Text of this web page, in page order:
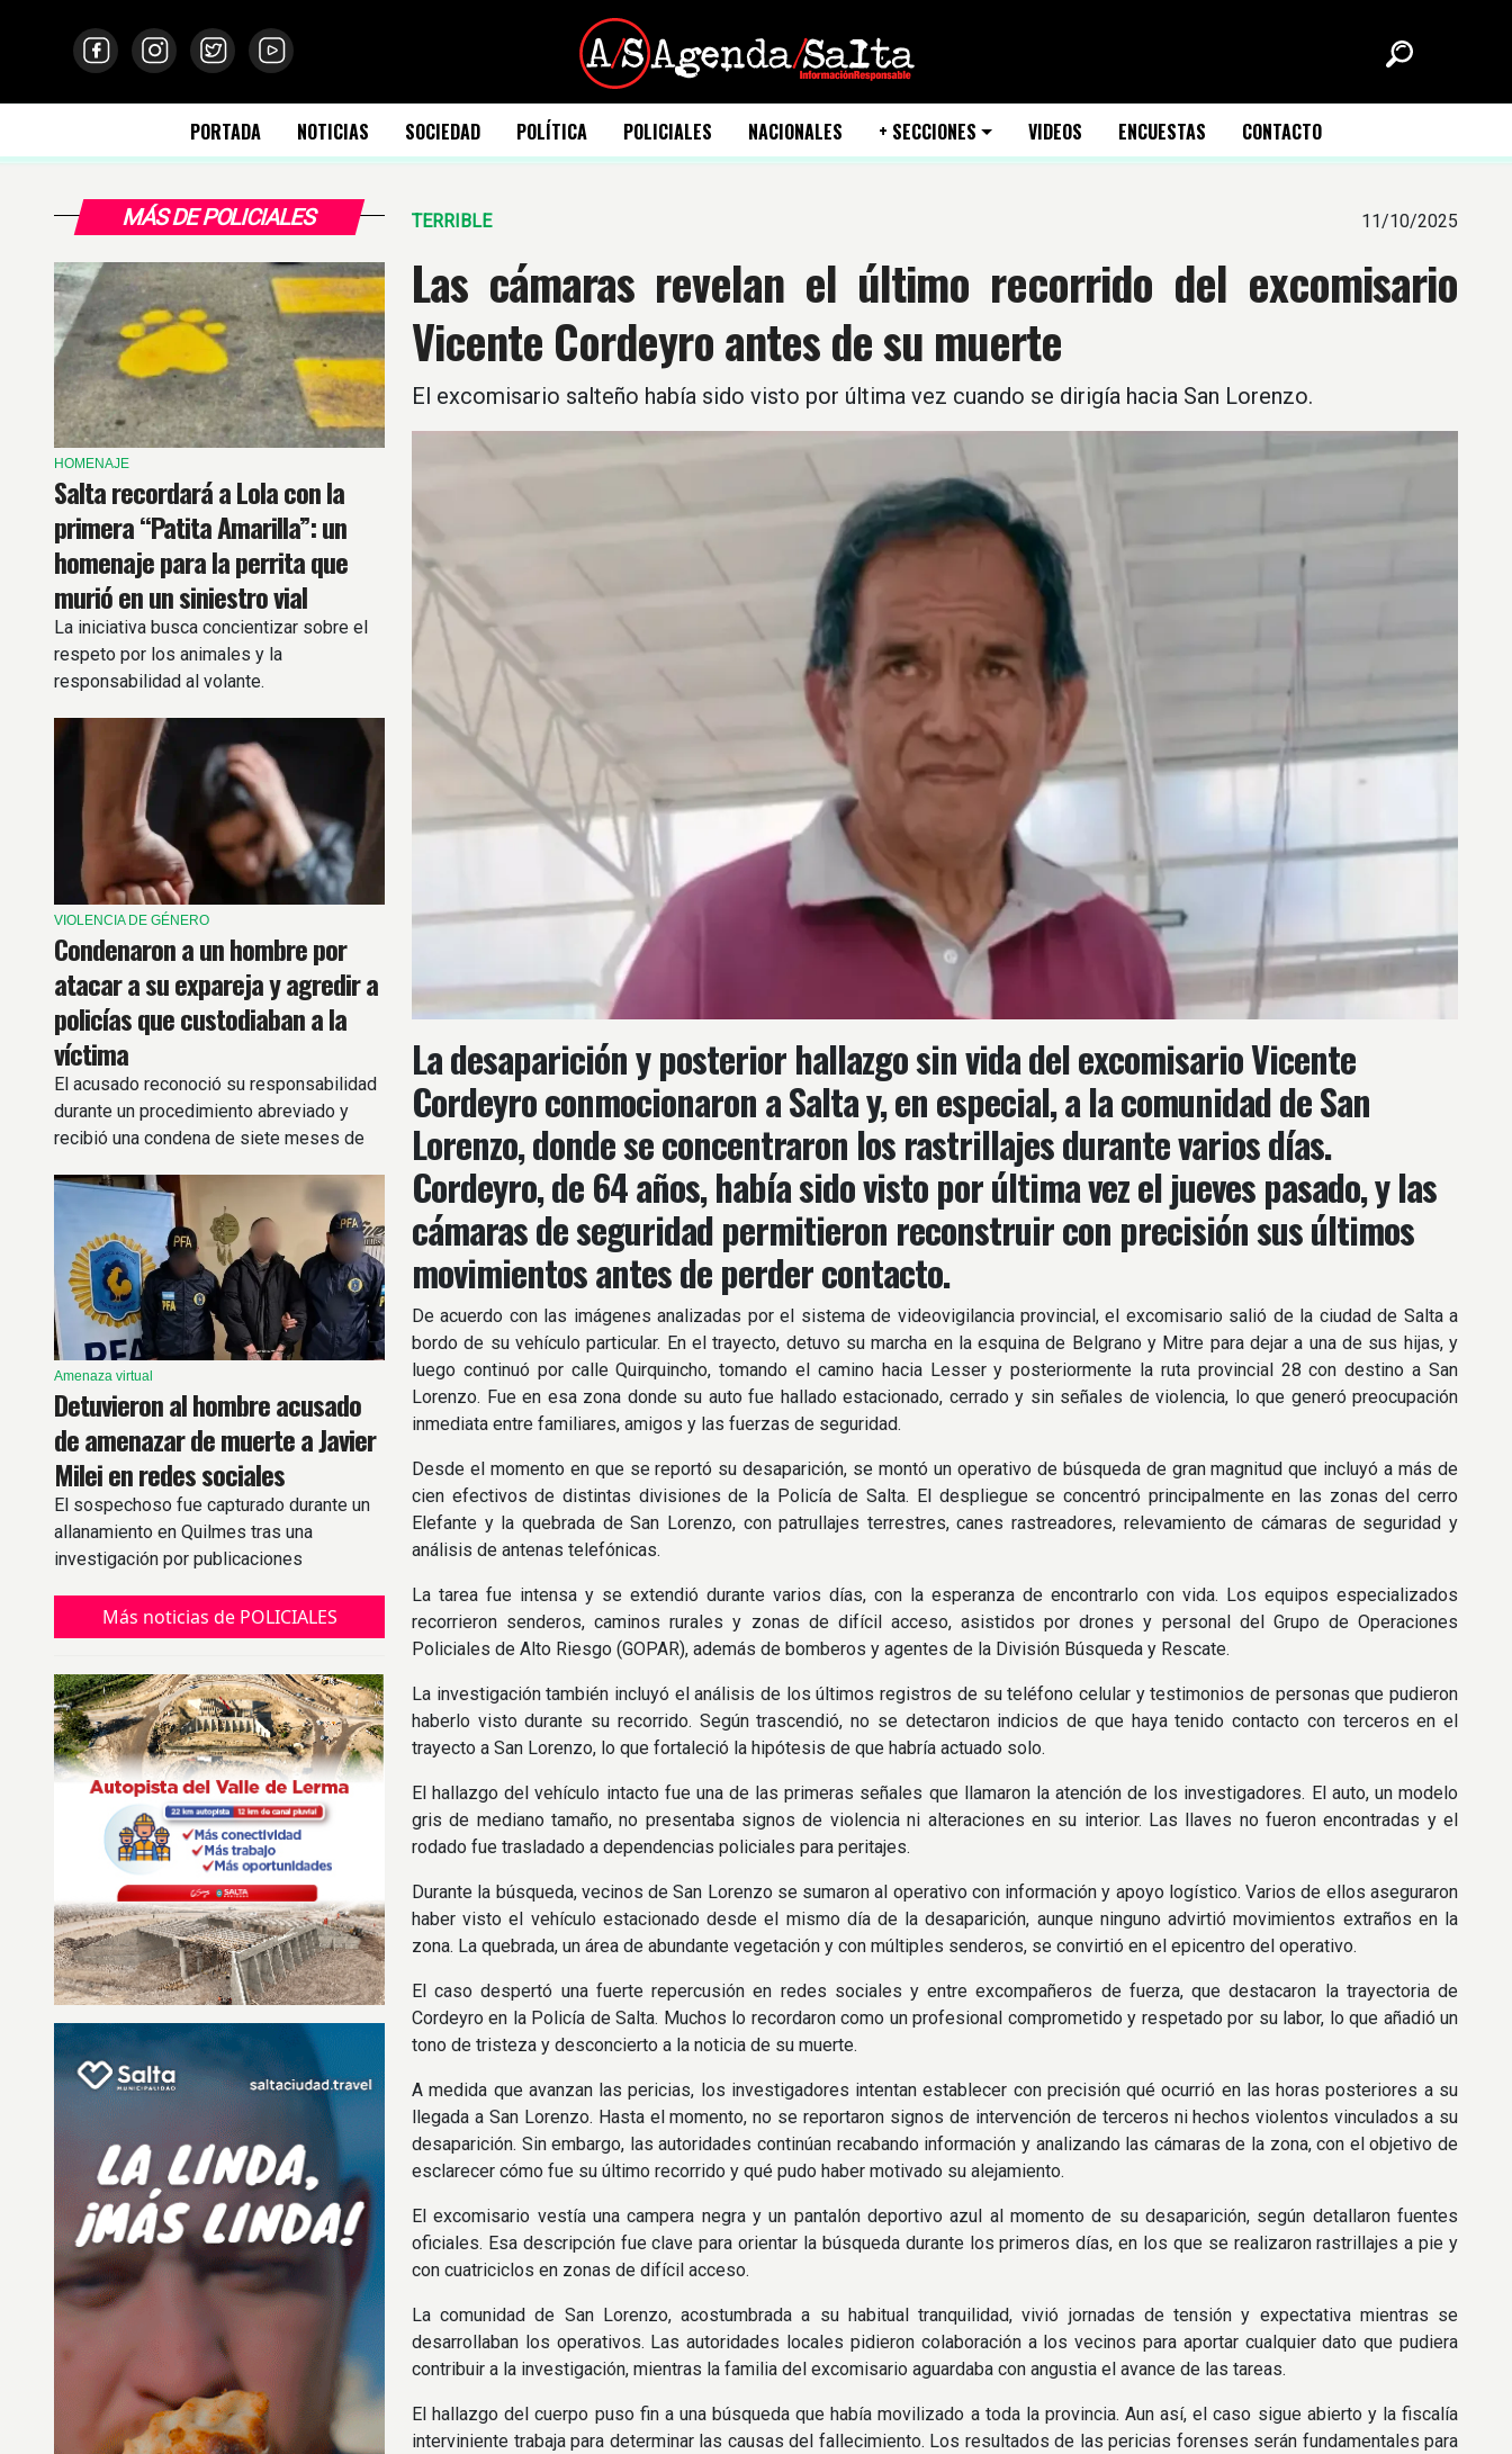
PORTADA NOTICIAS SOCIEDAD POLÍTICA POLICIALES NACIONALES + SECCIONES VIDEOS ENCUESTAS CONTACTO
MÁS DE POLICIALES
HOMENAJE
Salta recordará a Lola con la
primera “Patita Amarilla”: un
homenaje para la perrita que
murió en un siniestro vial
La iniciativa busca concientizar sobre el
respeto por los animales y la
responsabilidad al volante.
VIOLENCIA DE GÉNERO
Condenaron a un hombre por
atacar a su expareja y agredir a
policías que custodiaban a la
víctima
El acusado reconoció su responsabilidad
durante un procedimiento abreviado y
recibió una condena de siete meses de
Amenaza virtual
Detuvieron al hombre acusado
de amenazar de muerte a Javier
Milei en redes sociales
El sospechoso fue capturado durante un
allanamiento en Quilmes tras una
investigación por publicaciones
Más noticias de POLICIALES
TERRIBLE 11/10/2025
Las cámaras revelan el último recorrido del excomisario
Vicente Cordeyro antes de su muerte
El excomisario salteño había sido visto por última vez cuando se dirigía hacia San Lorenzo.
La desaparición y posterior hallazgo sin vida del excomisario Vicente
Cordeyro conmocionaron a Salta y, en especial, a la comunidad de San
Lorenzo, donde se concentraron los rastrillajes durante varios días.
Cordeyro, de 64 años, había sido visto por última vez el jueves pasado, y las
cámaras de seguridad permitieron reconstruir con precisión sus últimos
movimientos antes de perder contacto.
De acuerdo con las imágenes analizadas por el sistema de videovigilancia provincial, el excomisario salió de la ciudad de Salta a
bordo de su vehículo particular. En el trayecto, detuvo su marcha en la esquina de Belgrano y Mitre para dejar a una de sus hijas, y
luego continuó por calle Quirquincho, tomando el camino hacia Lesser y posteriormente la ruta provincial 28 con destino a San
Lorenzo. Fue en esa zona donde su auto fue hallado estacionado, cerrado y sin señales de violencia, lo que generó preocupación
inmediata entre familiares, amigos y las fuerzas de seguridad.
Desde el momento en que se reportó su desaparición, se montó un operativo de búsqueda de gran magnitud que incluyó a más de
cien efectivos de distintas divisiones de la Policía de Salta. El despliegue se concentró principalmente en las zonas del cerro
Elefante y la quebrada de San Lorenzo, con patrullajes terrestres, canes rastreadores, relevamiento de cámaras de seguridad y
análisis de antenas telefónicas.
La tarea fue intensa y se extendió durante varios días, con la esperanza de encontrarlo con vida. Los equipos especializados
recorrieron senderos, caminos rurales y zonas de difícil acceso, asistidos por drones y personal del Grupo de Operaciones
Policiales de Alto Riesgo (GOPAR), además de bomberos y agentes de la División Búsqueda y Rescate.
La investigación también incluyó el análisis de los últimos registros de su teléfono celular y testimonios de personas que pudieron
haberlo visto durante su recorrido. Según trascendió, no se detectaron indicios de que haya tenido contacto con terceros en el
trayecto a San Lorenzo, lo que fortaleció la hipótesis de que habría actuado solo.
El hallazgo del vehículo intacto fue una de las primeras señales que llamaron la atención de los investigadores. El auto, un modelo
gris de mediano tamaño, no presentaba signos de violencia ni alteraciones en su interior. Las llaves no fueron encontradas y el
rodado fue trasladado a dependencias policiales para peritajes.
Durante la búsqueda, vecinos de San Lorenzo se sumaron al operativo con información y apoyo logístico. Varios de ellos aseguraron
haber visto el vehículo estacionado desde el mismo día de la desaparición, aunque ninguno advirtió movimientos extraños en la
zona. La quebrada, un área de abundante vegetación y con múltiples senderos, se convirtió en el epicentro del operativo.
El caso despertó una fuerte repercusión en redes sociales y entre excompañeros de fuerza, que destacaron la trayectoria de
Cordeyro en la Policía de Salta. Muchos lo recordaron como un profesional comprometido y respetado por su labor, lo que añadió un
tono de tristeza y desconcierto a la noticia de su muerte.
A medida que avanzan las pericias, los investigadores intentan establecer con precisión qué ocurrió en las horas posteriores a su
llegada a San Lorenzo. Hasta el momento, no se reportaron signos de intervención de terceros ni hechos violentos vinculados a su
desaparición. Sin embargo, las autoridades continúan recabando información y analizando las cámaras de la zona, con el objetivo de
esclarecer cómo fue su último recorrido y qué pudo haber motivado su alejamiento.
El excomisario vestía una campera negra y un pantalón deportivo azul al momento de su desaparición, según detallaron fuentes
oficiales. Esa descripción fue clave para orientar la búsqueda durante los primeros días, en los que se realizaron rastrillajes a pie y
con cuatriciclos en zonas de difícil acceso.
La comunidad de San Lorenzo, acostumbrada a su habitual tranquilidad, vivió jornadas de tensión y expectativa mientras se
desarrollaban los operativos. Las autoridades locales pidieron colaboración a los vecinos para aportar cualquier dato que pudiera
contribuir a la investigación, mientras la familia del excomisario aguardaba con angustia el avance de las tareas.
El hallazgo del cuerpo puso fin a una búsqueda que había movilizado a toda la provincia. Aun así, el caso sigue abierto y la fiscalía
interviniente trabaja para determinar las causas del fallecimiento. Los resultados de las pericias forenses serán fundamentales para